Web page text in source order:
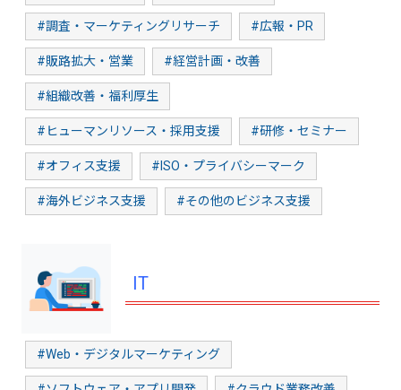
#調査・マーケティングリサーチ #広報・PR
#販路拡大・営業 #経営計画・改善
#組織改善・福利厚生
#ヒューマンリソース・採用支援 #研修・セミナー
#オフィス支援 #ISO・プライバシーマーク
#海外ビジネス支援 #その他のビジネス支援
IT
#Web・デジタルマーケティング